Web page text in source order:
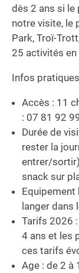
dès 2 ans si le
notre visite, le
Park, Troï-
25 activités en
Infos
Accès : 11
: 07 81 92
Durée de
rester la
entrer/
snack sur
Equipement
langer dans
Tarifs 2026
4 ans et les
ces tarifs
Age : de 2 à